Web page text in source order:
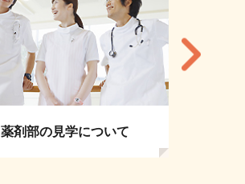
薬剤部の見学について